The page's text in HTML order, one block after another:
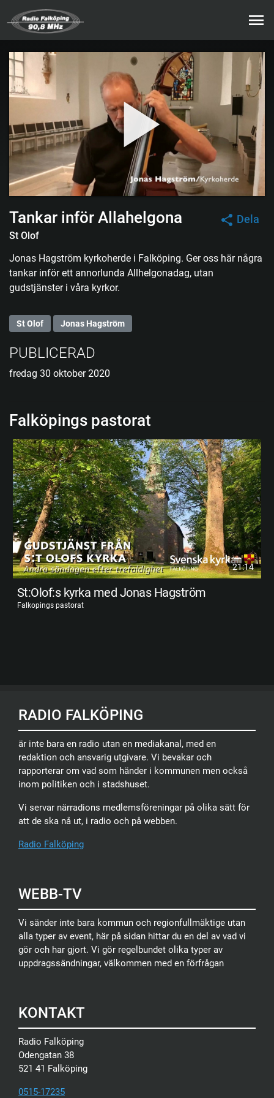
Dela
Tankar inför Allahelgona
St Olof
Jonas Hagström kyrkoherde i Falköping. Ger oss här några
tankar inför ett annorlunda Allhelgonadag, utan
gudstjänster i våra kyrkor.
St Olof Jonas Hagström
PUBLICERAD
fredag 30 oktober 2020
Falköpings pastorat
21:14
St:Olof:s kyrka med Jonas Hagström
Falkopings pastorat
RADIO FALKÖPING
är inte bara en radio utan en mediakanal, med en
redaktion och ansvarig utgivare. Vi bevakar och
rapporterar om vad som händer i kommunen men också
inom politiken och i stadshuset.
Vi servar närradions medlemsföreningar på olika sätt för
att de ska nå ut, i radio och på webben.
Radio Falköping
WEBB-TV
Vi sänder inte bara kommun och regionfullmäktige utan
alla typer av event, här på sidan hittar du en del av vad vi
gör och har gjort. Vi gör regelbundet olika typer av
uppdragssändningar, välkommen med en förfrågan
KONTAKT
Radio Falköping
Odengatan 38
521 41 Falköping
0515-17235